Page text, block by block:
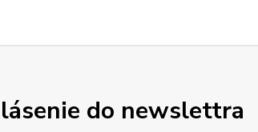
do newslettra